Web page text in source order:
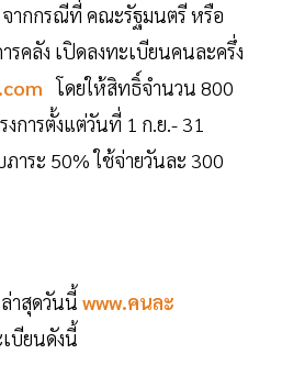
จากกรณีที่ คณะรัฐมนตรี หรือ
รคลัง เปิดลงทะเบียนคนละครึ่ง
โดยให้สิทธิ์จำนวน 800
งการตั้งแต่วันที่ 1 ก.ย.- 31
าระ 50% ใช้จ่ายวันละ 300
าสุดวันนี้ www.คนละ
บียนดังนี้